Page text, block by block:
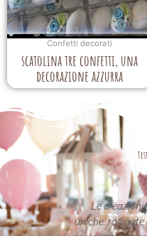
Confetti decorati
scatolina tre confetti, una
decorazione azzurra
nel
in
Le